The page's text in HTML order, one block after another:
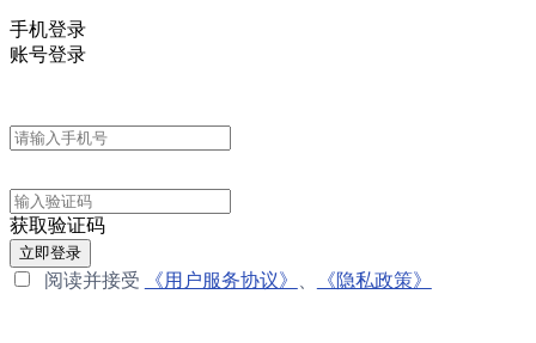
手机登录
账号登录
获取验证码
立即登录
阅读并接受 《用户服务协议》 《隐私政策》